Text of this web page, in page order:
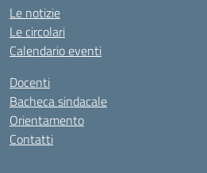
Le notizie
Le circolari
Calendario eventi
Docenti
Bacheca sindacale
Orientamento
Contatti